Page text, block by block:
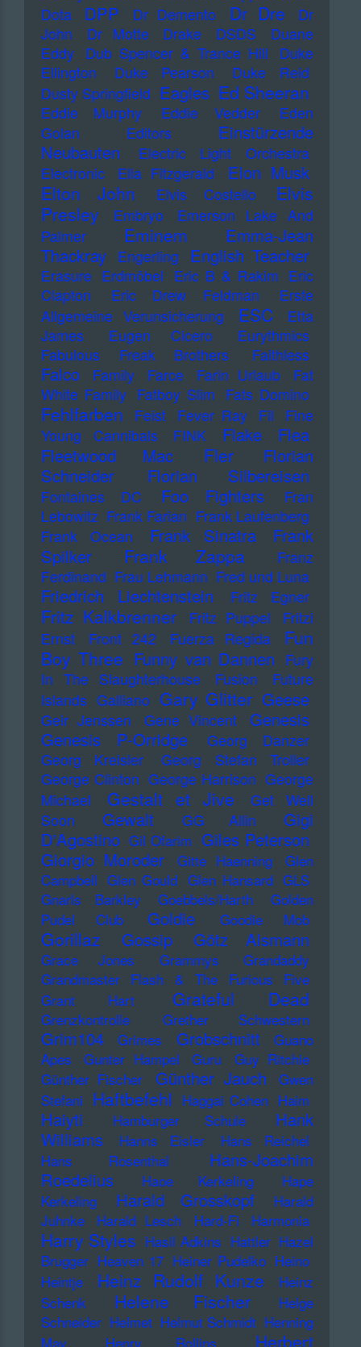
Dota
DPP Dr Demento Dr Dre
Dr
John
Dr Motte Drake DSDS
Duane
Eddy
Dub Spencer & Trance Hill
Duke
Ellington
Duke Pearson
Duke Reid
Dusty Springfield Eagles Ed Sheeran
Eddie Murphy Eddie Vedder
Eden
Golan
Editors
Einstürzende
Neubauten
Electric Light Orchestra
Electronic
Ella Fitzgerald Elon Musk
Elton John Elvis Costello
Elvis
Presley
Embryo
Emerson Lake And
Palmer
Eminem
Emma-Jean
Thackray
Engerling English Teacher
Erasure Erdmöbel Eric B & Rakim Eric
Clapton
Eric Drew Feldman
Erste
Allgemeine Verunsicherung
ESC
Etta
James
Eugen Cicero
Eurythmics
Fabulous Freak Brothers
Faithless
Falco Family Farce Farin Urlaub
Fat
White Family Fatboy Slim Fats Domino
Fehlfarben Feist Fever Ray Fil
Fine
Young Cannibals
FINK Flake
Flea
Fleetwood Mac
Fler
Florian
Schneider
Florian Silbereisen
Fontaines DC Foo Fighters
Fran
Lebowitz Frank Farian Frank Laufenberg
Frank Ocean
Frank Sinatra
Frank
Spilker
Frank Zappa
Franz
Ferdinand Frau Lehmann Fred und Luna
Friedrich Liechtenstein Fritz Egner
Fritz Kalkbrenner Fritz Puppel
Fritzi
Ernst
Front 242 Fuerza Regida
Fun
Boy Three Funny van Dannen Fury
In The Slaughterhouse
Fusion
Future
Islands Galliano Gary Glitter Geese
Geir Jenssen Gene Vincent
Genesis
Genesis P-Orridge
Georg Danzer
Georg Kreisler
Georg Stefan Troller
George Clinton George Harrison George
Michael
Gestalt et Jive
Get Well
Soon
Gewalt GG Allin
Gigi
D'Agostino Gil Ofarim Giles Peterson
Giorgio Moroder
Gitte Haenning
Glen
Campbell Glen Gould Glen Hansard GLS
Gnarls Barkley
Goebbels/Harth
Golden
Pudel Club
Goldie Goodie Mob
Gorillaz Gossip Götz Alsmann
Grace Jones Grammys
Grandaddy
Grandmaster Flash & The Furious Five
Grant Hart
Grateful Dead
Grenzkontrolle Grether Schwestern
Grim104 Grimes Grobschnitt
Guano
Apes
Gunter Hampel Guru
Guy Ritchie
Günther Fischer
Günther Jauch
Gwen
Stefani Haftbefehl Haggai Cohen Haim
Haiyti Hamburger Schule
Hank
Williams
Hanns Eisler
Hans Reichel
Hans Rosenthal
Hans-Joachim
Roedelius
Haoe Kerkeling
Hape
Kerkeling
Harald Grosskopf
Harald
Juhnke
Harald Lesch Hard-Fi Harmonia
Harry Styles Hasil Adkins Hattler Hazel
Brugger Heaven 17 Heiner Pudelko Heino
Heintje
Heinz Rudolf Kunze
Heinz
Schenk
Helene Fischer
Helge
Schneider Helmet Helmut Schmidt Henning
May
Henry Rollins Herbert